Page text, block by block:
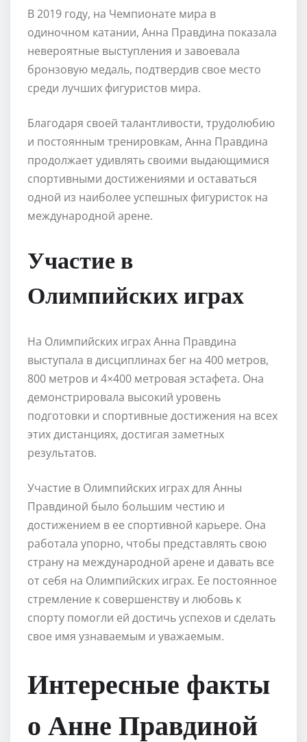
В 2019 году, на Чемпионате мира в
одиночном катании, Анна Правдина показала
невероятные выступления и завоевала
бронзовую медаль, подтвердив свое место
среди лучших фигуристов мира.
Благодаря своей талантливости, трудолюбию
и постоянным тренировкам, Анна Правдина
продолжает удивлять своими выдающимися
спортивными достижениями и оставаться
одной из наиболее успешных фигуристок на
международной арене.
Участие в
Олимпийских играх
На Олимпийских играх Анна Правдина
выступала в дисциплинах бег на 400 метров,
800 метров и 4×400 метровая эстафета. Она
демонстрировала высокий уровень
подготовки и спортивные достижения на всех
этих дистанциях, достигая заметных
результатов.
Участие в Олимпийских играх для Анны
Правдиной было большим честию и
достижением в ее спортивной карьере. Она
работала упорно, чтобы представлять свою
страну на международной арене и давать все
от себя на Олимпийских играх. Ее постоянное
стремление к совершенству и любовь к
спорту помогли ей достичь успехов и сделать
свое имя узнаваемым и уважаемым.
Интересные факты
о Анне Правдиной